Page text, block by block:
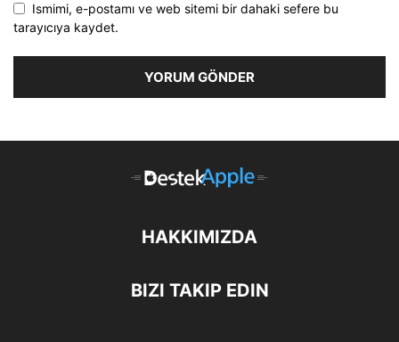
Ismimi, e-postamı ve web sitemi bir dahaki sefere bu
tarayıcıya kaydet.
HAKKIMIZDA
BIZI TAKIP EDIN